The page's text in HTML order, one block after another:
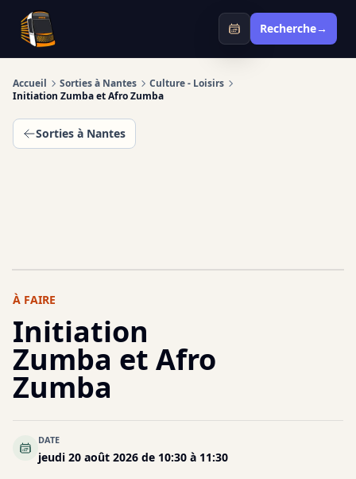
Infotan
Recherche→
Accueil Sorties à Nantes
Culture - Loisirs
Initiation Zumba et Afro Zumba
Sorties à Nantes
À FAIRE
Initiation
Zumba et Afro
Zumba
DATE
jeudi 20 août 2026 de 10:30 à 11:30